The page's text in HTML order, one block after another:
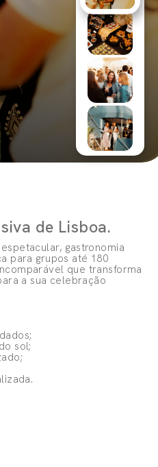
de Lisboa.
gastronomia
para grupos até 180
que transforma
a sua celebração
sol;